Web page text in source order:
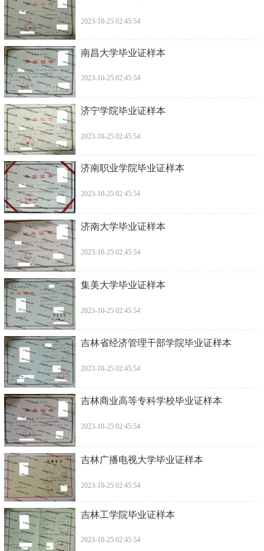
2023-10-25 02:45:54
南昌大学毕业证样本
2023-10-25 02:45:54
济宁学院毕业证样本
2023-10-25 02:45:54
济南职业学院毕业证样本
2023-10-25 02:45:54
济南大学毕业证样本
2023-10-25 02:45:54
集美大学毕业证样本
2023-10-25 02:45:54
吉林省经济管理干部学院毕业证样本
2023-10-25 02:45:54
吉林商业高等专科学校毕业证样本
2023-10-25 02:45:54
吉林广播电视大学毕业证样本
2023-10-25 02:45:54
吉林工学院毕业证样本
2023-10-25 02:45:54